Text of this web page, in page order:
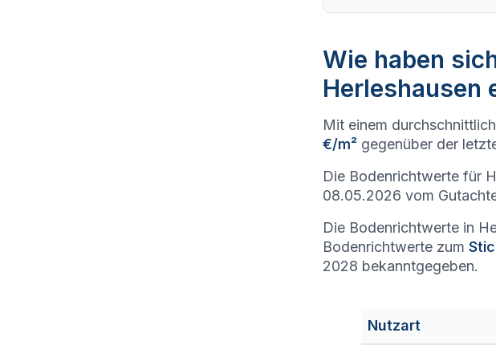
Wie haben
Herleshausen
Mit einem
€/m² gegenüber der
Die Bodenrichtwerte für
08.05.2026 vom
Die Bodenrichtwerte in
Bodenrichtwerte zum
2028 bekanntgegeben.
Nutzart